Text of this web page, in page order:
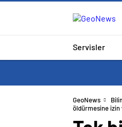
Servisler
GeoNews
öldürmesine izin